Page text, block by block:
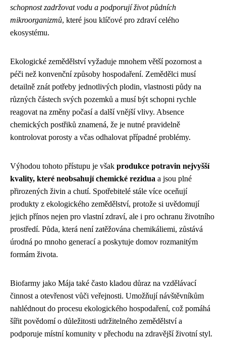
schopnost zadržovat vodu a podporují život půdních
mikroorganizmů, které jsou klíčové pro zdraví celého
ekosystému.
Ekologické zemědělství vyžaduje mnohem větší pozornost a
péči než konvenční způsoby hospodaření. Zemědělci musí
detailně znát potřeby jednotlivých plodin, vlastnosti půdy na
různých částech svých pozemků a musí být schopni rychle
reagovat na změny počasí a další vnější vlivy. Absence
chemických postřiků znamená, že je nutné pravidelně
kontrolovat porosty a včas odhalovat případné problémy.
Výhodou tohoto přístupu je však produkce potravin nejvyšší
kvality, které neobsahují chemické rezidua a jsou plné
přirozených živin a chutí. Spotřebitelé stále více oceňují
produkty z ekologického zemědělství, protože si uvědomují
jejich přínos nejen pro vlastní zdraví, ale i pro ochranu životního
prostředí. Půda, která není zatěžována chemikáliemi, zůstává
úrodná po mnoho generací a poskytuje domov rozmanitým
formám života.
Biofarmy jako Mája také často kladou důraz na vzdělávací
činnost a otevřenost vůči veřejnosti. Umožňují návštěvníkům
nahlédnout do procesu ekologického hospodaření, což pomáhá
šířit povědomí o důležitosti udržitelného zemědělství a
podporuje místní komunity v přechodu na zdravější životní styl.